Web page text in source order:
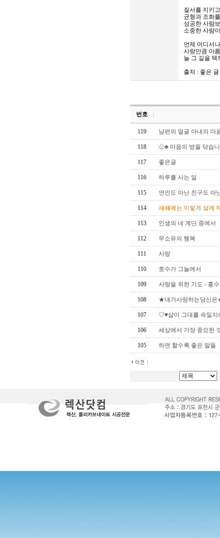
질서를 지키
균형과 조화
성공한 사람
소중한 사람
언제 어디서
사랑만큼 아
늘 그 길을 택
출처 : 좋은
번호
119 남편의 얼굴 아내의 마
118 ♧♣ 마음의 방을 닦습
117 좋은글
116 하루를 사는 일
115 연인도 아닌 친구도 아
114 새해에는 이렇게 살게
113 인생의 네 계단 중에서
112 무소유의 행복
111 사랑
110 호수가 그늘에서
109 사랑을 위한 기도 - 홍
108 ★내가사랑하는당신
107 ♡♥삶이 그대를 속일
106 세상에서 가장 중요한
105 하면 할수록 좋은 말들